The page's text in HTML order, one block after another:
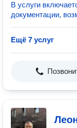
В услуги
документации,
Ещё 7 услуг